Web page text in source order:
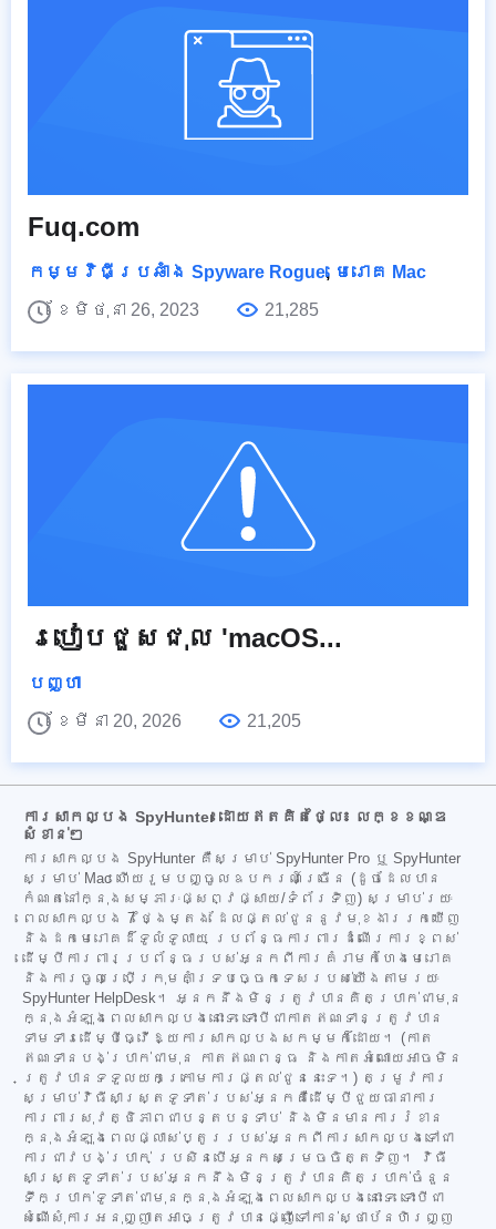
Fuq.com
កម្មវិធីប្រឆាំង Spyware Rogue, មេរោគ Mac
ខែមិថុនា 26, 2023
21,285
របៀបជួសជុល 'macOS...
បញ្ហា
ខែមីនា 20, 2026
21,205
ការសាកល្បង SpyHunter ដោយឥតគិតថ្លៃ៖ លក្ខខណ្ឌ
សំខាន់ៗ
ការសាកល្បង SpyHunter គឺសម្រាប់ SpyHunter Pro ឬ SpyHunter
សម្រាប់ Mac ហើយរួមបញ្ចូលឧបករណ៍ច្រើន (ដូចដែលបាន
កំណត់នៅក្នុងសម្ភារៈផ្សព្វផ្សាយ/ទំព័រទិញ) សម្រាប់រយៈ
ពេលសាកល្បង 7 ថ្ងៃម្តង ដែលផ្តល់ជូននូវមុខងាររកឃើញ
និងដកមេរោគដ៏ទូលំទូលាយ ប្រព័ន្ធការពារដំណើរការខ្ពស់
ដើម្បីការពារប្រព័ន្ធរបស់អ្នកពីការគំរាមកំហែងមេរោគ
និងការចូលប្រើក្រុមគាំទ្របច្ចេកទេសរបស់យើងតាមរយៈ
SpyHunter HelpDesk។ អ្នកនឹងមិនត្រូវបានគិតប្រាក់ជាមុន
ក្នុងអំឡុងពេលសាកល្បងនោះទេ ទោះបីជាកាតឥណទានត្រូវបាន
ទាមទារដើម្បីធ្វើឱ្យការសាកល្បងសកម្មក៏ដោយ។ (កាត
ឥណទានបង់ប្រាក់ជាមុន កាតឥណពន្ធ និងកាតអំណោយអាចមិន
ត្រូវបានទទួលយកក្រោមការផ្តល់ជូននេះទេ។) តម្រូវការ
សម្រាប់វិធីសាស្ត្រទូទាត់របស់អ្នកគឺដើម្បីជួយធានាការ
ការពារសុវត្ថិភាពជាបន្តបន្ទាប់ និងមិនមានការរំខាន
ក្នុងអំឡុងពេលផ្លាស់ប្តូររបស់អ្នកពីការសាកល្បងទៅជា
ការជាវបង់ប្រាក់ ប្រសិនបើអ្នកសម្រេចចិត្តទិញ។ វិធី
សាស្ត្រទូទាត់របស់អ្នកនឹងមិនត្រូវបានគិតប្រាក់ចំនួន
ទឹកប្រាក់ទូទាត់ជាមុនក្នុងអំឡុងពេលសាកល្បងនោះទេ ទោះបីជា
សំណើសុំការអនុញ្ញាតអាចត្រូវបានផ្ញើទៅកាន់ស្ថាប័នហិរញ្ញ